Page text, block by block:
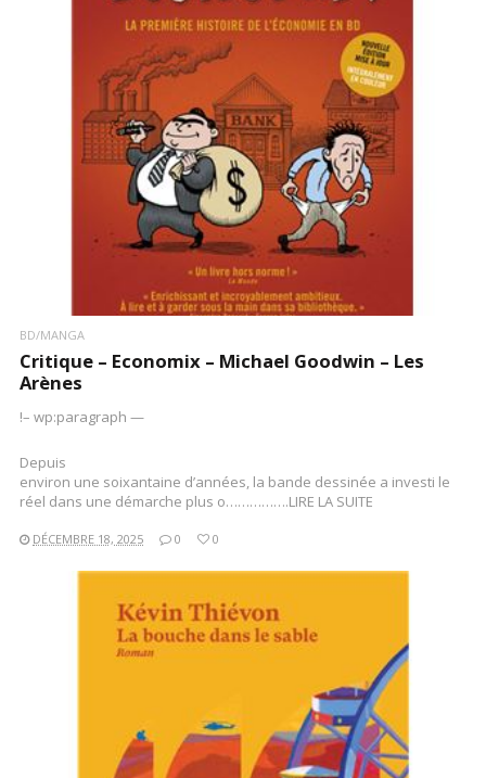
LIRE LA SUITE
BD/MANGA
Critique – Economix – Michael Goodwin – Les
Arènes
!– wp:paragraph —
Depuis
environ une soixantaine d’années, la bande dessinée a investi le
réel dans une démarche plus o…………….LIRE LA SUITE
DÉCEMBRE 18, 2025 0 0